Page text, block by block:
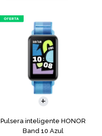
Pulsera inteligente HONOR
Band 10 Azul